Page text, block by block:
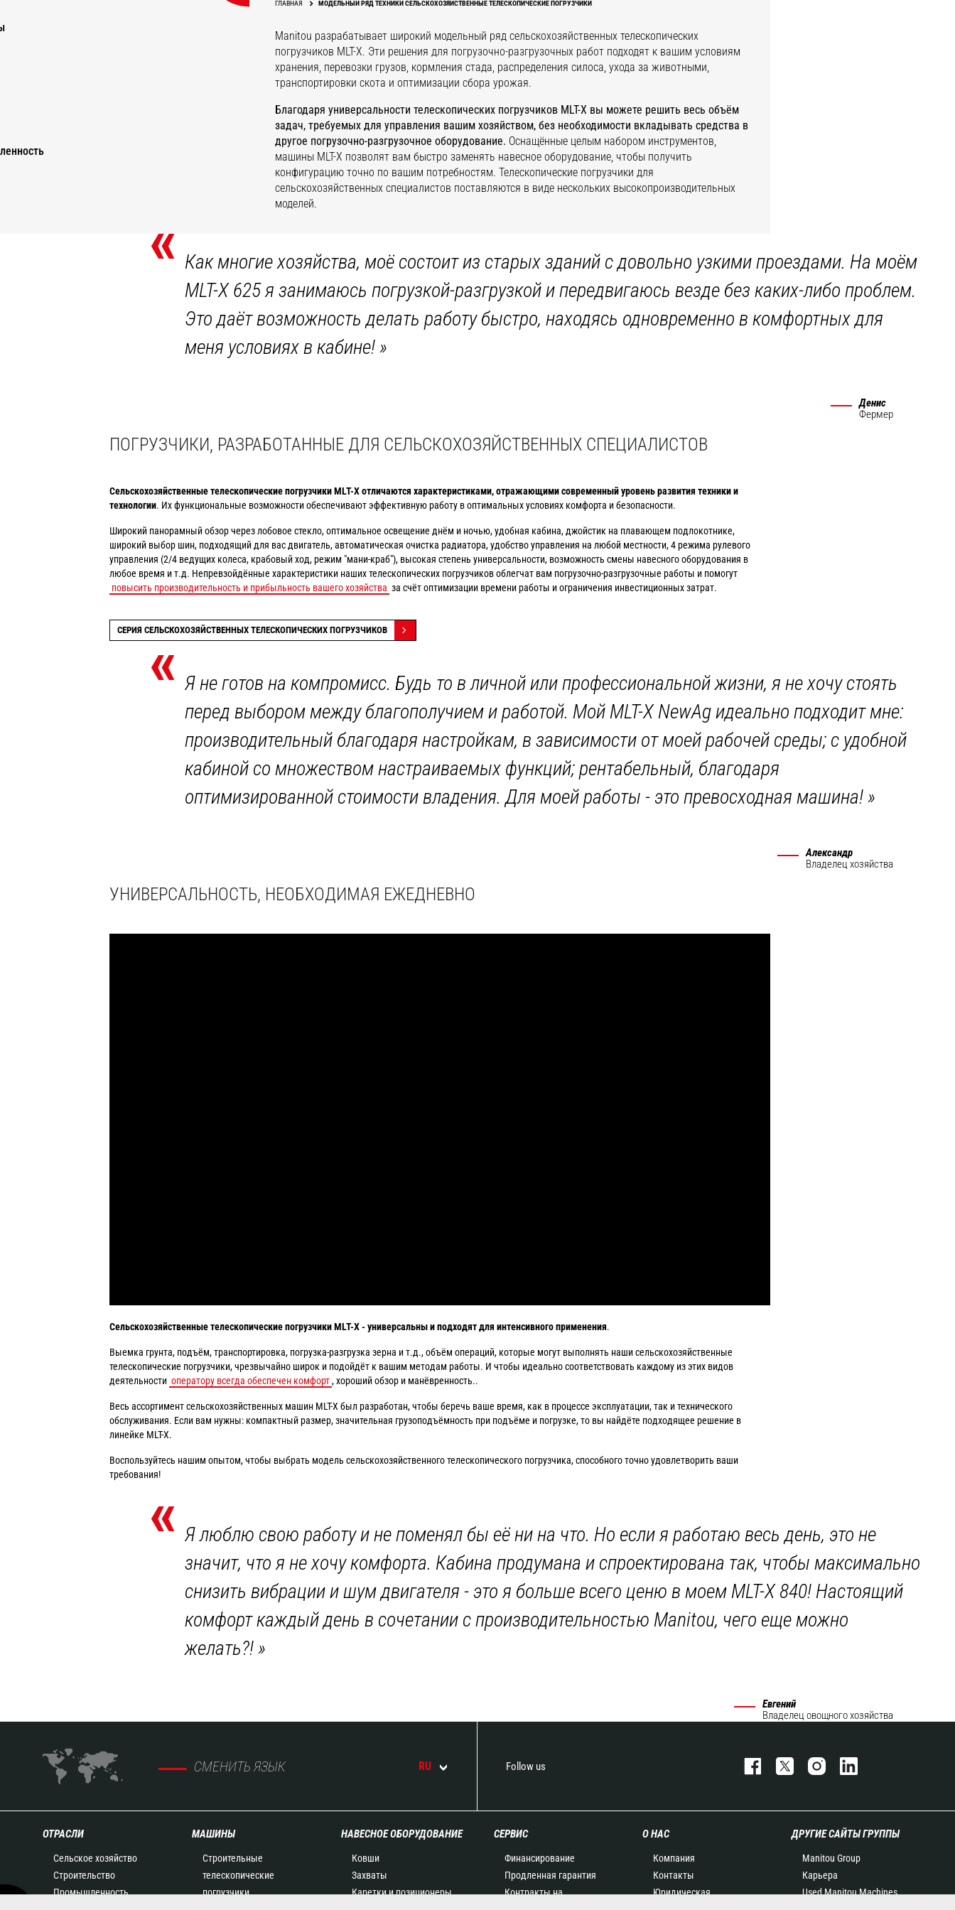
ГЛАВНАЯ МОДЕЛЬНЫЙ РЯД ТЕХНИКИ СЕЛЬСКОХОЗЯЙСТВЕННЫЕ ТЕЛЕСКОПИЧЕСКИЕ ПОГРУЗЧИКИ
Manitou разрабатывает широкий модельный ряд сельскохозяйственных телескопических
погрузчиков MLT-X. Эти решения для погрузочно-разгрузочных работ подходят к вашим условиям
хранения, перевозки грузов, кормления стада, распределения силоса, ухода за животными,
транспортировки скота и оптимизации сбора урожая.
Благодаря универсальности телескопических погрузчиков MLT-X вы можете решить весь объём
задач, требуемых для управления вашим хозяйством, без необходимости вкладывать средства в
другое погрузочно-разгрузочное оборудование. Оснащённые целым набором инструментов,
машины MLT-X позволят вам быстро заменять навесное оборудование, чтобы получить
конфигурацию точно по вашим потребностям. Телескопические погрузчики для
сельскохозяйственных специалистов поставляются в виде нескольких высокопроизводительных
моделей.
« Как многие хозяйства, моё состоит из старых зданий с довольно узкими проездами. На моём
MLT-X 625 я занимаюсь погрузкой-разгрузкой и передвигаюсь везде без каких-либо проблем.
Это даёт возможность делать работу быстро, находясь одновременно в комфортных для
меня условиях в кабине!»
Денис
Фермер
ПОГРУЗЧИКИ, РАЗРАБОТАННЫЕ ДЛЯ СЕЛЬСКОХОЗЯЙСТВЕННЫХ СПЕЦИАЛИСТОВ
Сельскохозяйственные телескопические погрузчики MLT-X отличаются характеристиками, отражающими современный уровень развития техники и
технологии. Их функциональные возможности обеспечивают эффективную работу в оптимальных условиях комфорта и безопасности.
Широкий панорамный обзор через лобовое стекло, оптимальное освещение днём и ночью, удобная кабина, джойстик на плавающем подлокотнике,
широкий выбор шин, подходящий для вас двигатель, автоматическая очистка радиатора, удобство управления на любой местности, 4 режима рулевого
управления (2/4 ведущих колеса, крабовый ход, режим "мани-краб"), высокая степень универсальности, возможность смены навесного оборудования в
любое время и т.д. Непревзойдённые характеристики наших телескопических погрузчиков облегчат вам погрузочно-разгрузочные работы и помогут
повысить производительность и прибыльность вашего хозяйства за счёт оптимизации времени работы и ограничения инвестиционных затрат.
СЕРИЯ СЕЛЬСКОХОЗЯЙСТВЕННЫХ ТЕЛЕСКОПИЧЕСКИХ ПОГРУЗЧИКОВ
« Я не готов на компромисс. Будь то в личной или профессиональной жизни, я не хочу стоять
перед выбором между благополучием и работой. Мой MLT-X NewAg идеально подходит мне:
производительный благодаря настройкам, в зависимости от моей рабочей среды; с удобной
кабиной со множеством настраиваемых функций; рентабельный, благодаря
оптимизированной стоимости владения. Для моей работы - это превосходная машина!»
Александр
Владелец хозяйства
УНИВЕРСАЛЬНОСТЬ, НЕОБХОДИМАЯ ЕЖЕДНЕВНО
Сельскохозяйственные телескопические погрузчикиMLT-X - универсальны и подходят для интенсивного применения.
Выемка грунта, подъём, транспортировка, погрузка-разгрузка зерна и т.д., объём операций, которые могут выполнять наши сельскохозяйственные
телескопические погрузчики, чрезвычайно широк и подойдёт к вашим методам работы. И чтобы идеально соответствовать каждому из этих видов
деятельности оператору всегда обеспечен комфорт , хороший обзор и манёвренность..
Весь ассортимент сельскохозяйственных машин MLT-X был разработан, чтобы беречь ваше время, как в процессе эксплуатации, так и технического
обслуживания. Если вам нужны: компактный размер, значительная грузоподъёмность при подъёме и погрузке, то вы найдёте подходящее решение в
линейке MLT-X.
Воспользуйтесь нашим опытом, чтобы выбрать модель сельскохозяйственного телескопического погрузчика, способного точно удовлетворить ваши
требования!
« Я люблю свою работу и не поменял бы её ни на что. Но если я работаю весь день, это не
значит, что я не хочу комфорта. Кабина продумана и спроектирована так, чтобы максимально
снизить вибрации и шум двигателя - это я больше всего ценю в моем MLT-X 840! Настоящий
комфорт каждый день в сочетании с производительностью Manitou, чего еще можно
желать?!»
Евгений
Владелец овощного хозяйства
СМЕНИТЬ ЯЗЫК RU Follow us
ОТРАСЛИ
Сельское хозяйство
Строительство
Промышленность
МАШИНЫ
Строительные
телескопические
погрузчики
НАВЕСНОЕ ОБОРУДОВАНИЕ
Ковши
Захваты
Каретки и позиционеры
СЕРВИС
Финансирование
Продленная гарантия
Контракты на
О НАС
Компания
Контакты
Юридическая
ДРУГИЕ САЙТЫ ГРУППЫ
Manitou Group
Карьера
Used Manitou Machines